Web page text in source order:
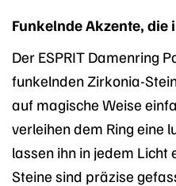
Funkelnde Akzente, die
Der ESPRIT Damenring
funkelnden Zirkonia-
auf magische Weise
verleihen dem Ring eine
lassen ihn in jedem Licht
Steine sind präzise